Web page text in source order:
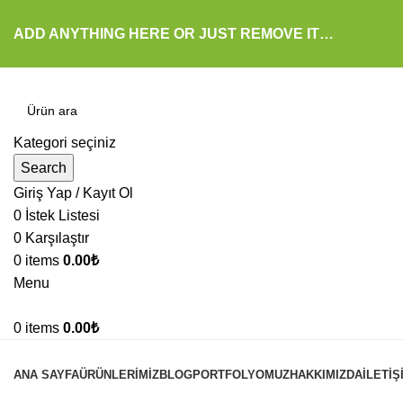
ADD ANYTHING HERE OR JUST REMOVE IT…
Kategori seçiniz
Search
Giriş Yap / Kayıt Ol
0 İstek Listesi
0 Karşılaştır
0 items 0.00₺
Menu
0 items 0.00₺
ANA SAYFAÜRÜNLERIMIZBLOGPORTFOLYOMUZHAKKIMIZDA